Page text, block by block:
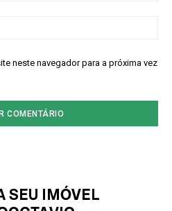
neste navegador para a próxima vez